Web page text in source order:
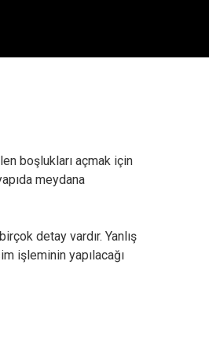
boşlukları açmak için
meydana
detay vardır. Yanlış
işleminin yapılacağı